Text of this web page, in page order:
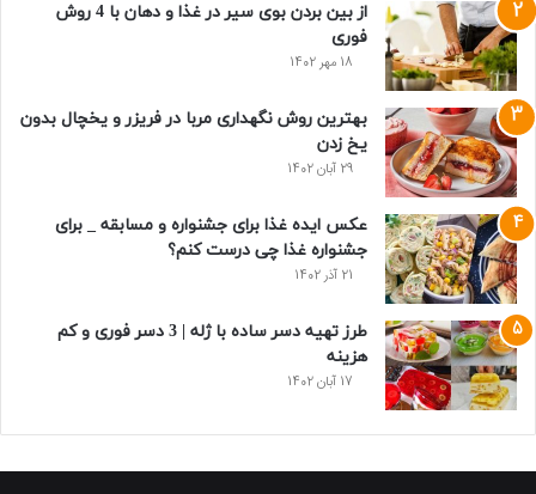
از بین بردن بوی سیر در غذا و دهان با 4 روش
فوری
18 مهر 1402
بهترین روش نگهداری مربا در فریزر و یخچال بدون
یخ زدن
29 آبان 1402
عکس ایده غذا برای جشنواره و مسابقه _ برای
جشنواره غذا چی درست کنم؟
21 آذر 1402
طرز تهیه دسر ساده با ژله | 3 دسر فوری و کم
هزینه
17 آبان 1402